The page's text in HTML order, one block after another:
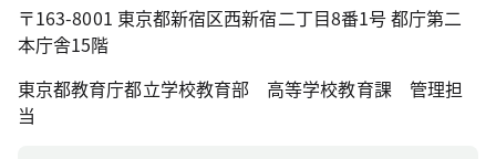
〒163-8001 東京都新宿区西新宿二丁目8番1号 都庁第二
本庁舎15階
東京都教育庁都立学校教育部 高等学校教育課 管理担
当